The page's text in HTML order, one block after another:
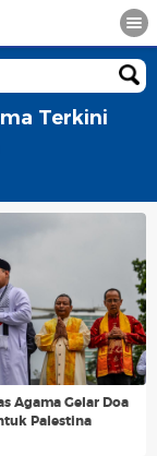
Terkini
Agama Gelar Doa
Palestina